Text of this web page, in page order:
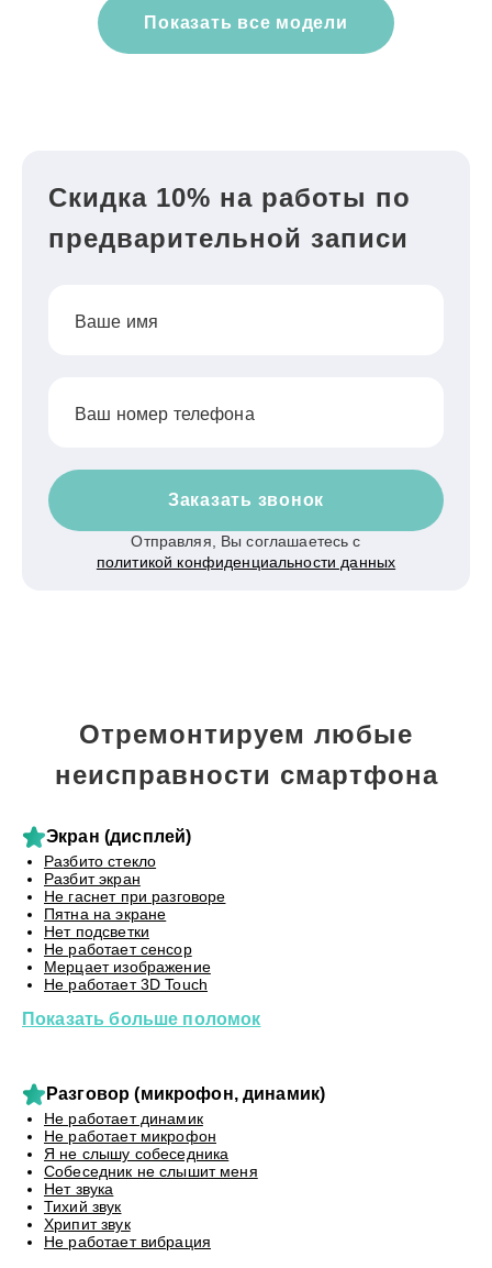
Показать все модели
Скидка 10% на работы по
предварительной записи
Ваше имя
Ваш номер телефона
Заказать звонок
Отправляя, Вы соглашаетесь с
политикой конфиденциальности данных
Отремонтируем любые
неисправности смартфона
Экран (дисплей)
Разбито стекло
Разбит экран
Не гаснет при разговоре
Пятна на экране
Нет подсветки
Не работает сенсор
Мерцает изображение
Не работает 3D Touch
Показать больше поломок
Разговор (микрофон, динамик)
Не работает динамик
Не работает микрофон
Я не слышу собеседника
Собеседник не слышит меня
Нет звука
Тихий звук
Хрипит звук
Не работает вибрация